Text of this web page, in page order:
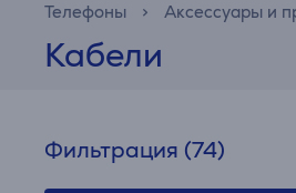
Телефоны Аксессуары и
Кабели
Фильтрация (74)